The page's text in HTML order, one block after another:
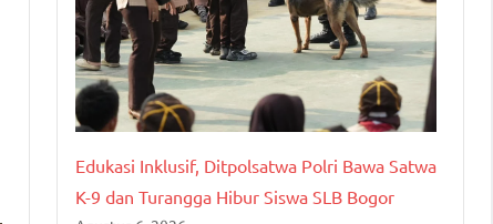
Edukasi Inklusif, Ditpolsatwa Polri Bawa Satwa
K-9 dan Turangga Hibur Siswa SLB Bogor